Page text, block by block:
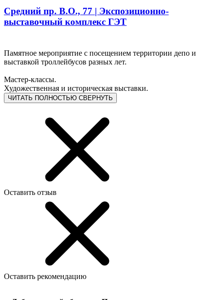
Средний пр. В.О., 77 | Экспозиционно-
выставочный комплекс ГЭТ
Памятное мероприятие с посещением территории депо и
выставкой троллейбусов разных лет.
Мастер-классы.
Художественная и историческая выставки.
ЧИТАТЬ ПОЛНОСТЬЮ СВЕРНУТЬ
Оставить отзыв
Оставить рекомендацию